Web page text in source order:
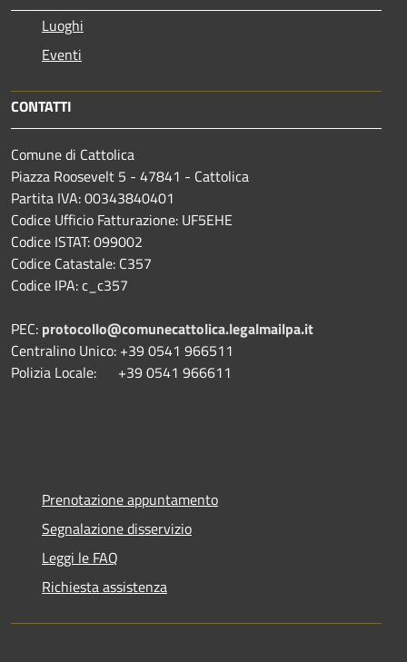
Luoghi
Eventi
CONTATTI
Comune di Cattolica
Piazza Roosevelt 5 - 47841 - Cattolica
Partita IVA: 00343840401
Codice Ufficio Fatturazione: UF5EHE
Codice ISTAT: 099002
Codice Catastale: C357
Codice IPA: c_c357
PEC: protocollo@comunecattolica.legalmailpa.it
Centralino Unico: +39 0541 966511
Polizia Locale: +39 0541 966611
Prenotazione appuntamento
Segnalazione disservizio
Leggi le FAQ
Richiesta assistenza